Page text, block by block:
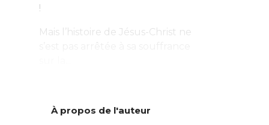
!
Mais l’histoire de Jésus-Christ ne
À propos de l'auteur